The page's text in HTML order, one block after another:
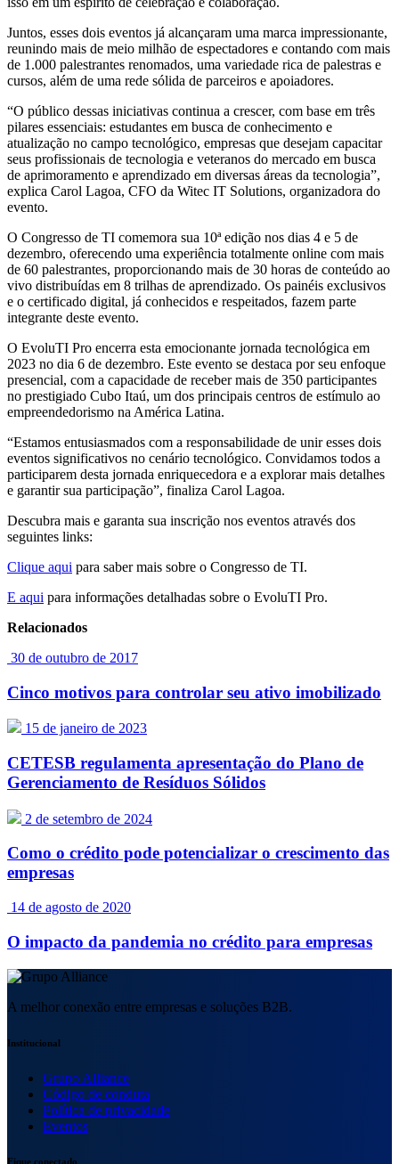
Juntos, esses dois eventos já alcançaram uma marca impressionante,
reunindo mais de meio milhão de espectadores e contando com mais
de 1.000 palestrantes renomados, uma variedade rica de palestras e
cursos, além de uma rede sólida de parceiros e apoiadores.
“O público dessas iniciativas continua a crescer, com base em três
pilares essenciais: estudantes em busca de conhecimento e
atualização no campo tecnológico, empresas que desejam capacitar
seus profissionais de tecnologia e veteranos do mercado em busca
de aprimoramento e aprendizado em diversas áreas da tecnologia”,
explica Carol Lagoa, CFO da Witec IT Solutions, organizadora do
evento.
O Congresso de TI comemora sua 10ª edição nos dias 4 e 5 de
dezembro, oferecendo uma experiência totalmente online com mais
de 60 palestrantes, proporcionando mais de 30 horas de conteúdo ao
vivo distribuídas em 8 trilhas de aprendizado. Os painéis exclusivos
e o certificado digital, já conhecidos e respeitados, fazem parte
integrante deste evento.
O EvoluTI Pro encerra esta emocionante jornada tecnológica em
2023 no dia 6 de dezembro. Este evento se destaca por seu enfoque
presencial, com a capacidade de receber mais de 350 participantes
no prestigiado Cubo Itaú, um dos principais centros de estímulo ao
empreendedorismo na América Latina.
“Estamos entusiasmados com a responsabilidade de unir esses dois
eventos significativos no cenário tecnológico. Convidamos todos a
participarem desta jornada enriquecedora e a explorar mais detalhes
e garantir sua participação”, finaliza Carol Lagoa.
Descubra mais e garanta sua inscrição nos eventos através dos
seguintes links:
Clique aqui para saber mais sobre o Congresso de TI.
E aqui para informações detalhadas sobre o EvoluTI Pro.
Relacionados
30 de outubro de 2017
Cinco motivos para controlar seu ativo imobilizado
15 de janeiro de 2023
CETESB regulamenta apresentação do Plano de
Gerenciamento de Resíduos Sólidos
2 de setembro de 2024
Como o crédito pode potencializar o crescimento das
empresas
14 de agosto de 2020
O impacto da pandemia no crédito para empresas
A melhor conexão entre empresas e soluções B2B.
Institucional
Grupo Alliance
Código de conduta
Política de privacidade
Eventos
Fique conectado